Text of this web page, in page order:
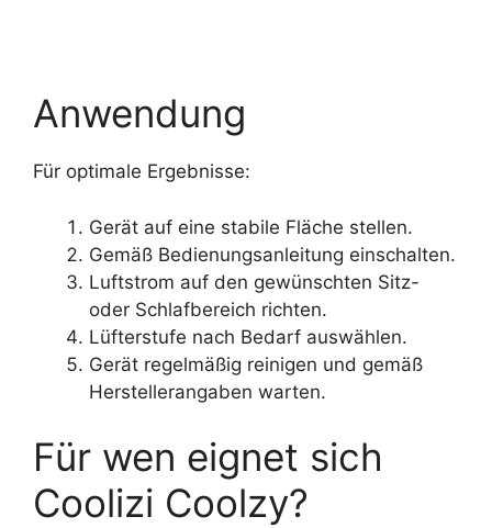
Anwendung
Für optimale Ergebnisse:
Gerät auf eine stabile Fläche stellen.
Gemäß Bedienungsanleitung einschalten.
Luftstrom auf den gewünschten Sitz-
oder Schlafbereich richten.
Lüfterstufe nach Bedarf auswählen.
Gerät regelmäßig reinigen und gemäß
Herstellerangaben warten.
Für wen eignet sich
Coolizi Coolzy?